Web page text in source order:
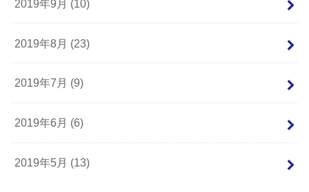
2019年9月 (10)
2019年8月 (23)
2019年7月 (9)
2019年6月 (6)
2019年5月 (13)